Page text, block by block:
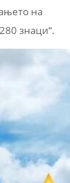
на
знаци“.